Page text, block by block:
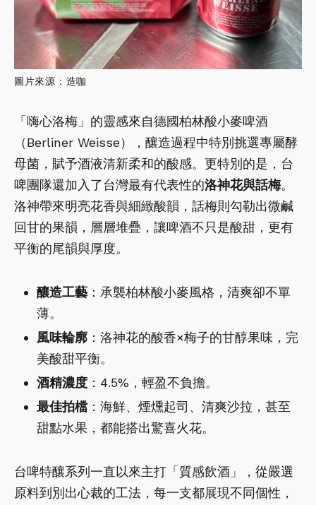
圖片來源：造咖
「嗨心洛梅」的靈感來自德國柏林酸小麥啤酒
（Berliner Weisse），釀造過程中特別挑選專屬酵
母菌，賦予酒液清新柔和的酸感。更特別的是，台
啤團隊還加入了台灣最有代表性的洛神花與話梅。
洛神帶來明亮花香與細緻酸韻，話梅則勾勒出微鹹
回甘的果韻，層層堆疊，讓啤酒不只是酸甜，更有
平衡的尾韻與厚度。
釀造工藝 ：承襲柏林酸小麥風格，清爽卻不單
薄。
風味輪廓 ：洛神花的酸香×梅子的甘醇果味，完
美酸甜平衡。
酒精濃度 ：4.5%，輕盈不負擔。
最佳拍檔 ：海鮮、煙燻起司、清爽沙拉，甚至
甜點水果，都能搭出驚喜火花。
台啤特釀系列一直以來主打「質感飲酒」，從嚴選
原料到別出心裁的工法，每一支都展現不同個性，